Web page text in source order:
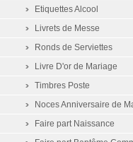
Etiquettes Alcool
Livrets de Messe
Ronds de Serviettes
Livre D'or de Mariage
Timbres Poste
Noces Anniversaire de
Faire part Naissance